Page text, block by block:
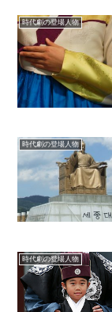
時代劇の登場人物
時代劇の登場人物
時代劇の登場人物